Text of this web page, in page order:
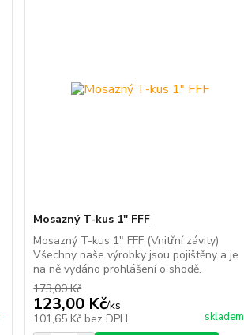
Mosazný T-kus 1" FFF
Mosazný T-kus 1" FFF (Vnitřní závity)
Všechny naše výrobky jsou pojištěny a je
na ně vydáno prohlášení o shodě.
173,00 Kč
123,00 Kč/ks
101,65 Kč bez DPH skladem